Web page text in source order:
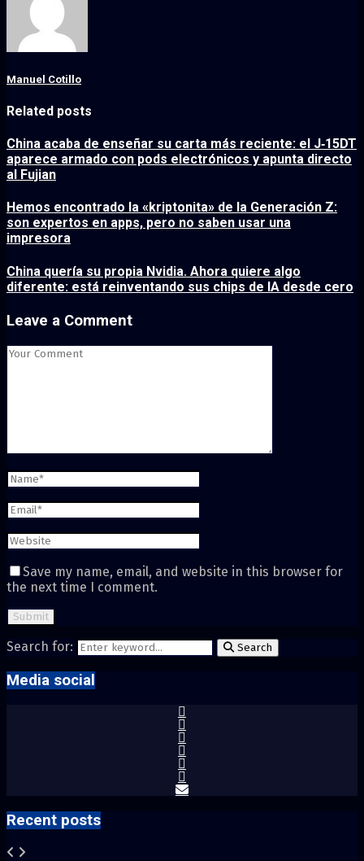
Manuel Cotillo
Related posts
China acaba de enseñar su carta más reciente: el J‑15DT
aparece armado con pods electrónicos y apunta directo
al Fujian
Hemos encontrado la «kriptonita» de la Generación Z:
son expertos en apps, pero no saben usar una
impresora
China quería su propia Nvidia. Ahora quiere algo
diferente: está reinventando sus chips de IA desde cero
Leave a Comment
Save my name, email, and website in this browser for
the next time I comment.
Search for: Search
Media social
Recent posts